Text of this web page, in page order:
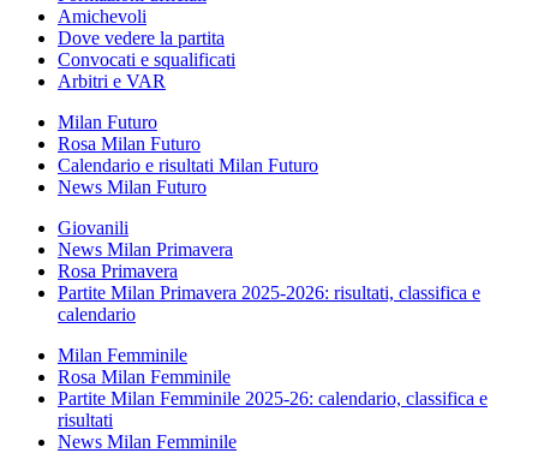
Amichevoli
Dove vedere la partita
Convocati e squalificati
Arbitri e VAR
Milan Futuro
Rosa Milan Futuro
Calendario e risultati Milan Futuro
News Milan Futuro
Giovanili
News Milan Primavera
Rosa Primavera
Partite Milan Primavera 2025-2026: risultati, classifica e
calendario
Milan Femminile
Rosa Milan Femminile
Partite Milan Femminile 2025-26: calendario, classifica e
risultati
News Milan Femminile